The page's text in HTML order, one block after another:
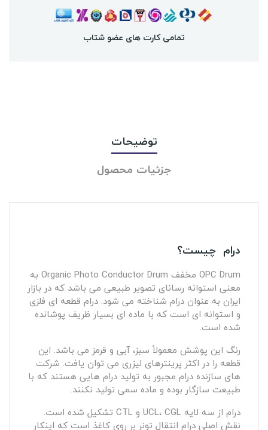
تمامی کارت های عضو شتاب
توضیحات
جزئیات محصول
درام چیست؟
OPC Drum مخفف Organic Photo Conductor Drum به
معنی استوانه رسانای تصویر طبیعی می باشد که در بازار
ایران به عنوان درام شناخته می شود. درام قطعه ای فلزی
و استوانه ای است که با ماده ای بسیار ظریف پوشانده
شده است.
رنگ این پوشش معمولاً سبز، آبی و قرمز می باشد. این
قطعه را در اکثر پرینترهای لیزری می توان یافت. شرکت
های سازنده درام مجبور به تولید درام هایی هستند که با
طبیعت سازگار بوده و ماده سمی تولید نکنند.
درام از سه لایه UCL، CGL و CTL تشکیل شده است.
نقش اصلی درام انتقال تونر بر روی کاغذ است که اینکار